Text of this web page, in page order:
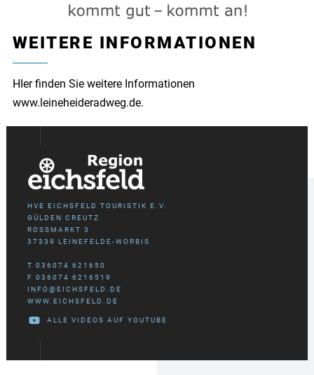
WEITERE INFORMATIONEN
HIer finden Sie weitere Informationen
www.leineheideradweg.de.
HVE EICHSFELD TOURISTIK E.V.
GÜLDEN CREUTZ
ROSSMARKT 3
37339 LEINEFELDE-WORBIS
T 036074 621650
F 036074 6216519
INFO@EICHSFELD.DE
WWW.EICHSFELD.DE
ALLE VIDEOS AUF YOUTUBE